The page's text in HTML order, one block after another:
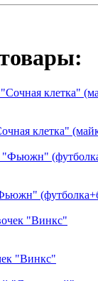
клетка"
"Винкс"